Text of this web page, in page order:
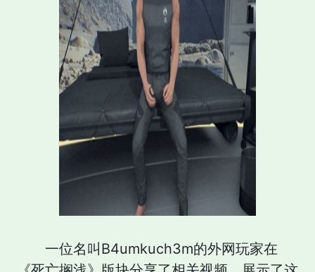
一位名叫B4umkuch3m的外网玩家在